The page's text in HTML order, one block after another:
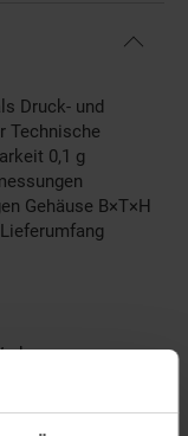
Druck- und
Technische
0,1 g
Gehäuse B×T×H